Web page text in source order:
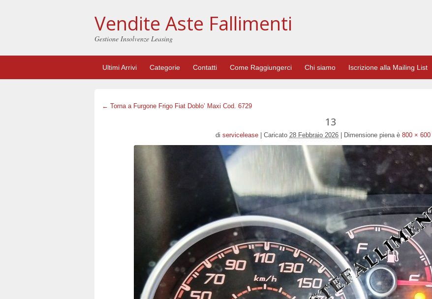
Vendite Aste Fallimenti
Gestione Insolvenze Leasing
Ultimi Arrivi Categorie Contatti Come Raggiungerci Chi siamo Iscrizione alla Mailing List
← Torna a Furgone Frigo Fiat Doblo’ Maxi Cod. 6729
13
di servicelease Caricato 28 Febbraio 2026 Dimensione piena è 800 × 600